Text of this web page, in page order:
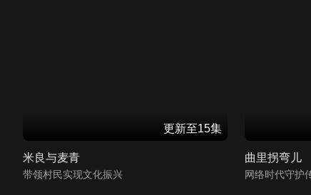
更新至15集
米良与麦青
带领村民实现文化振兴
曲里拐弯儿
网络时代守护